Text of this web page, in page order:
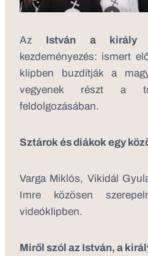
Az István a király
kezdeményezés: ismert
klipben buzdítják a
vegyenek részt a
feldolgozásában.
Sztárok és diákok egy
Varga Miklós, Vikidál
Imre közösen
videóklipben.
Miről szól az István, a